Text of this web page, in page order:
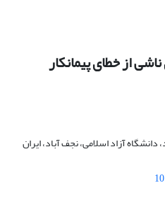
از خطای پیمانکار
آزاد اسلامی، نجف آباد، ایران